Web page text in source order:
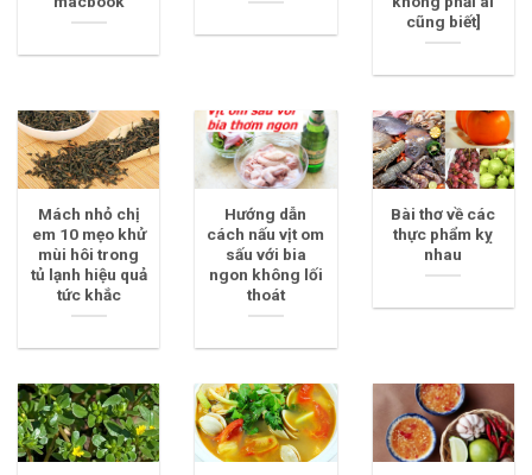
cũng biết]
Mách nhỏ chị
em 10 mẹo khử
mùi hôi trong
tủ lạnh hiệu quả
tức khắc
Hướng dẫn
cách nấu vịt om
sấu với bia
ngon không lối
thoát
Bài thơ về các
thực phẩm kỵ
nhau